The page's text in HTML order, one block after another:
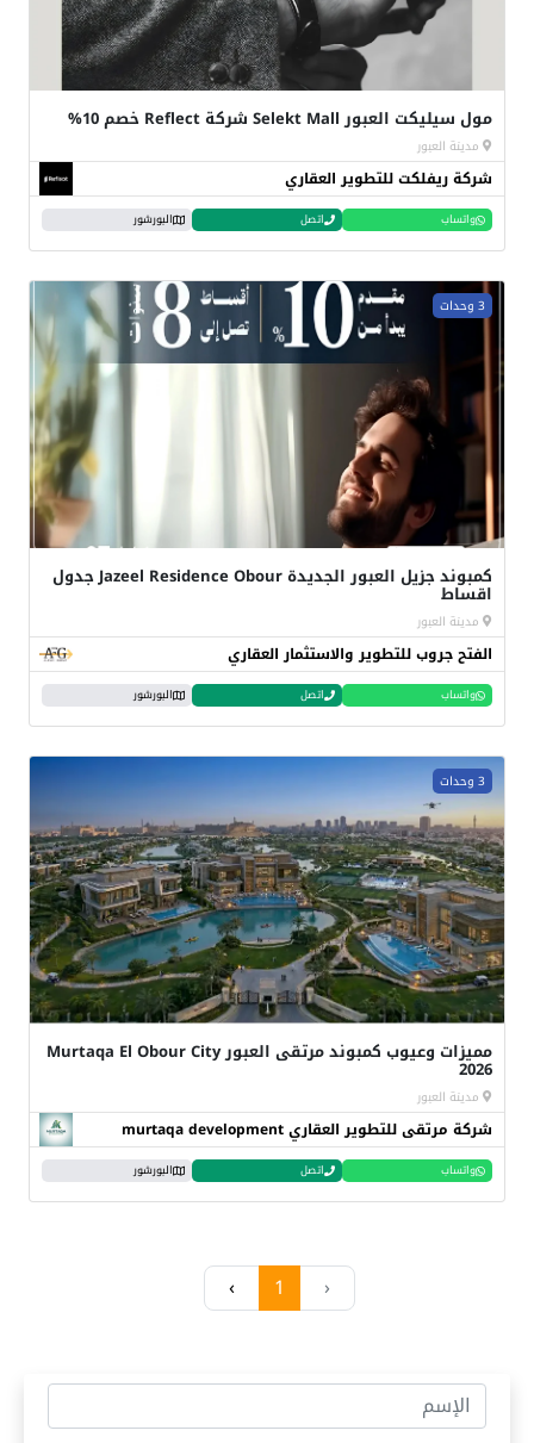
مول سيليكت العبور Selekt Mall شركة Reflect خصم 10%
مدينة العبور
شركة ريفلكت للتطوير العقاري
واتساب اتصل البورشور
3 وحدات
كمبوند جزيل العبور الجديدة Jazeel Residence Obour جدول
اقساط
مدينة العبور
الفتح جروب للتطوير والاستثمار العقاري
واتساب اتصل البورشور
3 وحدات
مميزات وعيوب كمبوند مرتقى العبور Murtaqa El Obour City
2026
مدينة العبور
شركة مرتقى للتطوير العقاري murtaqa development
واتساب اتصل البورشور
‹
1
›